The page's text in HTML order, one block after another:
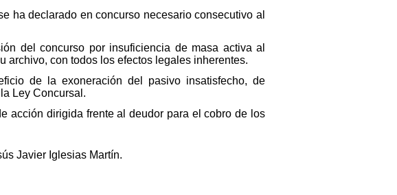
ha declarado en concurso necesario consecutivo al
del concurso por insuficiencia de masa activa al
archivo, con todos los efectos legales inherentes.
de la exoneración del pasivo insatisfecho, de
Ley Concursal.
acción dirigida frente al deudor para el cobro de los
Javier Iglesias Martín.